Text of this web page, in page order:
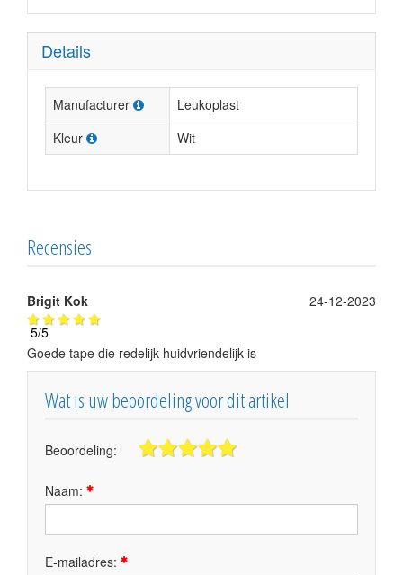
Details
Manufacturer
Leukoplast
Kleur
Wit
Recensies
Brigit Kok
24-12-2023
5/5
Goede tape die redelijk huidvriendelijk is
Wat is uw beoordeling voor dit artikel
Beoordeling:
Naam:
E-mailadres: